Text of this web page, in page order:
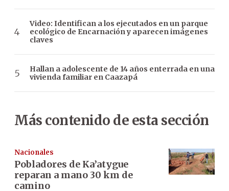
Video: Identifican a los ejecutados en un parque
ecológico de Encarnación y aparecen imágenes
claves
Hallan a adolescente de 14 años enterrada en una
vivienda familiar en Caazapá
Más contenido de esta sección
Nacionales
Pobladores de Ka’atygue
reparan a mano 30 km de
camino